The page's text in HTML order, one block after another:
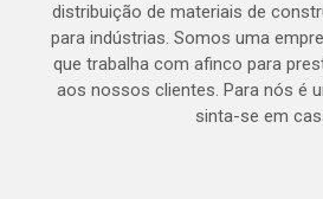
distribuição de materiais de
para indústrias. Somos uma
que trabalha com afinco para
aos nossos clientes. Para nós é
sinta-se em